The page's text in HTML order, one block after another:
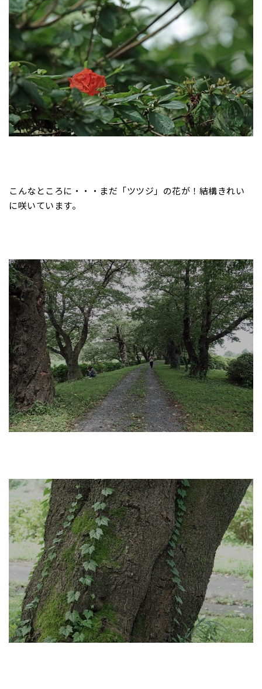
こんなところに・・・まだ「ツツジ」の花が！結構きれい
に咲いています。